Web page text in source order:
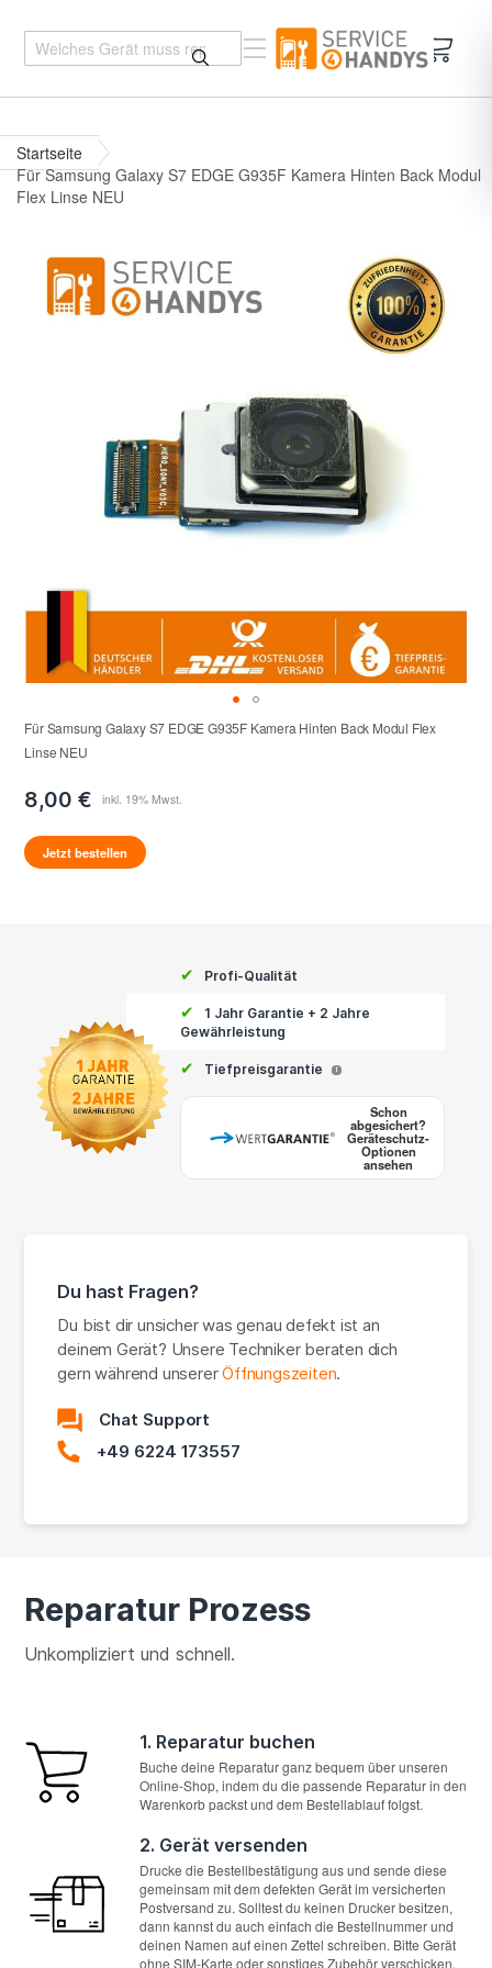
Startseite
Für Samsung Galaxy S7 EDGE G935F Kamera Hinten Back Modul
Flex Linse NEU
Für Samsung Galaxy S7 EDGE G935F Kamera Hinten Back Modul Flex
Linse NEU
8,00 €
Jetzt bestellen
✔ Profi-Qualität
✔
1 Jahr Garantie + 2 Jahre
Gewährleistung
✔ Tiefpreisgarantie i
Schon
abgesichert?
Geräteschutz-
Optionen
ansehen
Du hast Fragen?
Du bist dir unsicher was genau defekt ist an
deinem Gerät? Unsere Techniker beraten dich
gern während unsererÖffnungszeiten.
Chat Support
+49 6224 173557
Reparatur Prozess
Unkompliziert und schnell.
1. Reparatur buchen
Buche deine Reparatur ganz bequem über unseren
Online-Shop, indem du die passende Reparatur in den
Warenkorb packst und dem Bestellablauf folgst.
2. Gerät versenden
Drucke die Bestellbestätigung aus und sende diese
gemeinsam mit dem defekten Gerät im versicherten
Postversand zu. Solltest du keinen Drucker besitzen,
dann kannst du auch einfach die Bestellnummer und
deinen Namen auf einen Zettel schreiben. Bitte Gerät
ohne SIM-Karte oder sonstiges Zubehör verschicken.